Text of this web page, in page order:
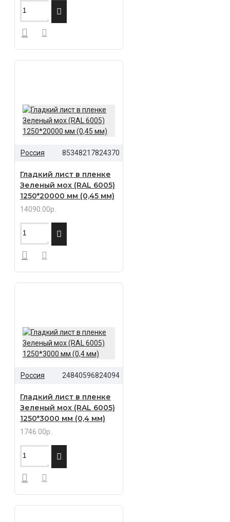
Россия 85348217824370
Гладкий лист в пленке
Зеленый мох (RAL 6005)
1250*20000 мм (0,45 мм)
14090.00р.
Россия 24840596824094
Гладкий лист в пленке
Зеленый мох (RAL 6005)
1250*3000 мм (0,4 мм)
1746.00р.